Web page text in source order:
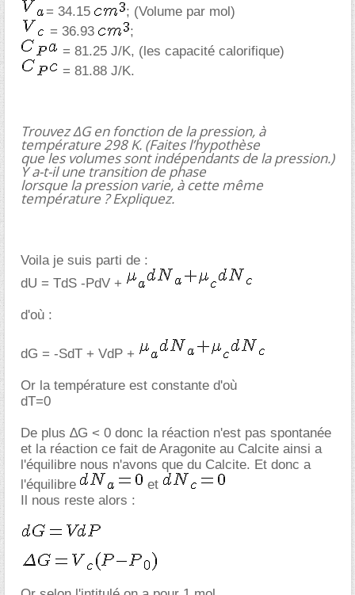
= 34.15
; (Volume par mol)
= 36.93
;
= 81.25 J/K, (les capacité calorifique)
= 81.88 J/K.
Trouvez ∆G en fonction de la pression, à
température 298 K. (Faites l’hypothèse
que les volumes sont indépendants de la pression.)
Y a-t-il une transition de phase
lorsque la pression varie, à cette même
température ? Expliquez.
Voila je suis parti de :
dU = TdS -PdV +
d'où :
dG = -SdT + VdP +
Or la température est constante d'où
dT=0
De plus ∆G < 0 donc la réaction n'est pas spontanée
et la réaction ce fait de Aragonite au Calcite ainsi a
l'équilibre nous n'avons que du Calcite. Et donc a
l'équilibre
et
Il nous reste alors :